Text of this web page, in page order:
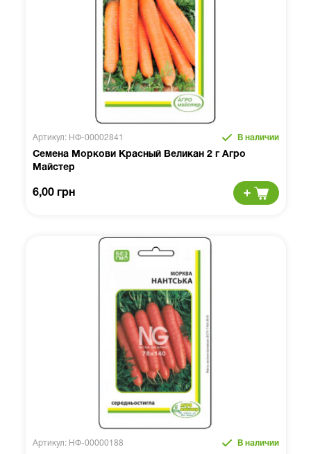
Артикул: НФ-00002841 В наличии
Семена Моркови Красный Великан 2 г Агро
Майстер
6,00 грн
Артикул: НФ-00000188 В наличии